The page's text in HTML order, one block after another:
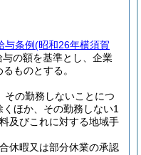
与条例(昭和26年横須賀
の額を基準とし、企業
ものとする。
その勤務しないことにつ
ほか、その勤務しない1
及びこれに対する地域手
休暇又は部分休業の承認